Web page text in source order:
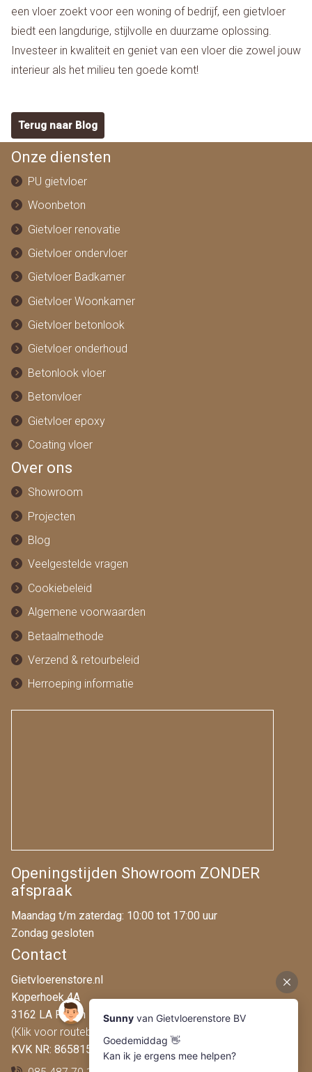
een vloer zoekt voor een woning of bedrijf, een gietvloer
biedt een langdurige, stijlvolle en duurzame oplossing.
Investeer in kwaliteit en geniet van een vloer die zowel jouw
interieur als het milieu ten goede komt!
Terug naar Blog
Onze diensten
PU gietvloer
Woonbeton
Gietvloer renovatie
Gietvloer ondervloer
Gietvloer Badkamer
Gietvloer Woonkamer
Gietvloer betonlook
Gietvloer onderhoud
Betonlook vloer
Betonvloer
Gietvloer epoxy
Coating vloer
Over ons
Showroom
Projecten
Blog
Veelgestelde vragen
Cookiebeleid
Algemene voorwaarden
Betaalmethode
Verzend & retourbeleid
Herroeping informatie
Openingstijden Showroom ZONDER
afspraak
Maandag t/m zaterdag: 10:00 tot 17:00 uur
Zondag gesloten
Contact
Gietvloerenstore.nl
Koperhoek 4A
3162 LA Rhoon
(Klik voor routebeschrijving)
KVK NR: 86581546